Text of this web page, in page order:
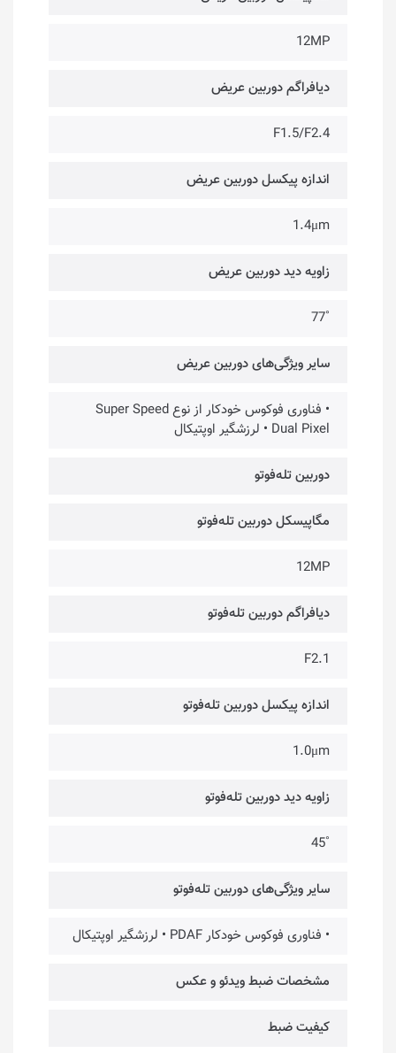
12MP
دیافراگم دوربین عریض
F1.5/F2.4
اندازه پیکسل دوربین عریض
1.4μm
زاویه دید دوربین عریض
˚77
سایر ویژگی‌های دوربین عریض
• فناوری فوکوس خودکار از نوع Super Speed
Dual Pixel • لرزشگیر اوپتیکال
دوربین تله‌فوتو
مگاپیسکل دوربین تله‌فوتو
12MP
دیافراگم دوربین تله‌فوتو
F2.1
اندازه پیکسل دوربین تله‌فوتو
1.0μm
زاویه دید دوربین تله‌فوتو
˚45
سایر ویژگی‌های دوربین تله‌فوتو
• فناوری فوکوس خودکار PDAF • لرزشگیر اوپتیکال
مشخصات ضبط ویدئو و عکس
کیفیت ضبط